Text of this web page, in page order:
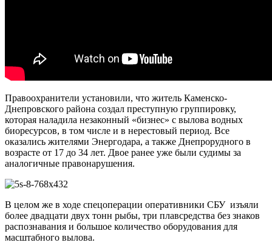
Правоохранители установили, что житель Каменско-
Днепровского района создал преступную группировку,
которая наладила незаконный «бизнес» с вылова водных
биоресурсов, в том числе и в нерестовый период. Все
оказались жителями Энергодара, а также Днепрорудного в
возрасте от 17 до 34 лет. Двое ранее уже были судимы за
аналогичные правонарушения.
В целом же в ходе спецоперации оперативники СБУ изъяли
более двадцати двух тонн рыбы, три плавсредства без знаков
распознавания и большое количество оборудования для
масштабного вылова.